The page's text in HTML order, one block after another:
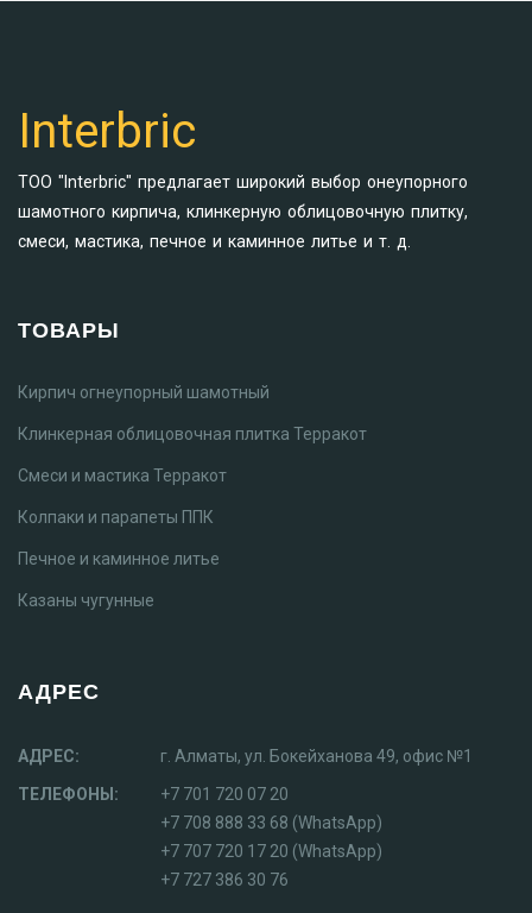
Interbric
ТОО "Interbric" предлагает широкий выбор онеупорного
шамотного кирпича, клинкерную облицовочную плитку,
смеси, мастика, печное и каминное литье и т. д.
ТОВАРЫ
Кирпич огнеупорный шамотный
Клинкерная облицовочная плитка Терракот
Смеси и мастика Терракот
Колпаки и парапеты ППК
Печное и каминное литье
Казаны чугунные
АДРЕС
АДРЕС:
г. Алматы, ул. Бокейханова 49, офис №1
ТЕЛЕФОНЫ:
+7 701 720 07 20
+7 708 888 33 68 (WhatsApp)
+7 707 720 17 20 (WhatsApp)
+7 727 386 30 76